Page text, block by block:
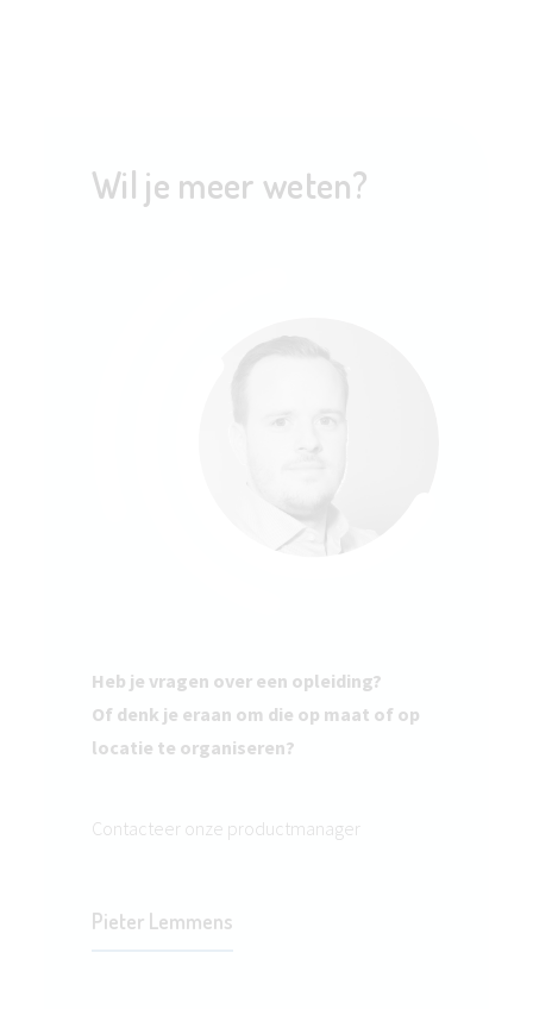
Wil je meer weten?
Heb je vragen over een opleiding?
Of denk je eraan om die op maat of op
locatie te organiseren?
Contacteer onze productmanager
Pieter Lemmens